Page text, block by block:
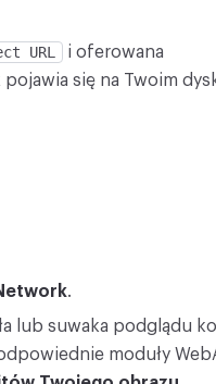
URL
i oferowana
się na Twoim
.
lub suwaka podglądu
moduły